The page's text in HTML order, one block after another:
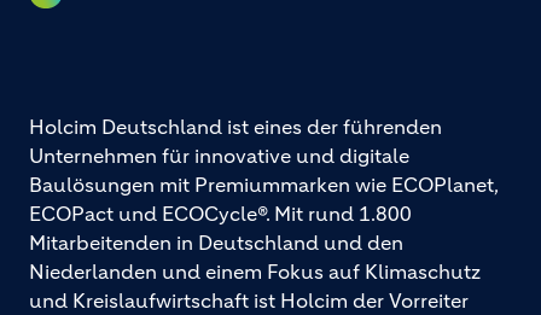
Holcim Deutschland ist eines der führenden
Unternehmen für innovative und digitale
Baulösungen mit Premiummarken wie ECOPlanet,
ECOPact und ECOCycle®. Mit rund 1.800
Mitarbeitenden in Deutschland und den
Niederlanden und einem Fokus auf Klimaschutz
und Kreislaufwirtschaft ist Holcim der Vorreiter